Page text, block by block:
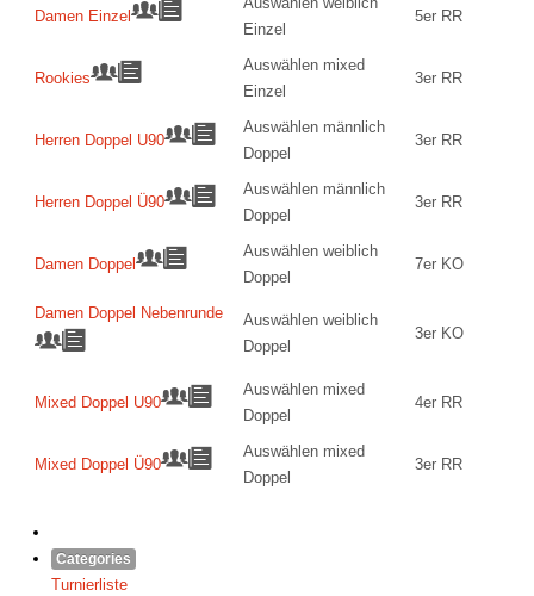
Damen Einzel
Einzel
5er RR
Rookies
Auswählen mixed
Einzel
3er RR
Herren Doppel U90
Auswählen männlich
Doppel
3er RR
Herren Doppel Ü90
Auswählen männlich
Doppel
3er RR
Damen Doppel
Auswählen weiblich
Doppel
7er KO
Damen Doppel Nebenrunde
Auswählen weiblich
Doppel
3er KO
Mixed Doppel U90
Auswählen mixed
Doppel
4er RR
Mixed Doppel Ü90
Auswählen mixed
Doppel
3er RR
Categories
Turnierliste